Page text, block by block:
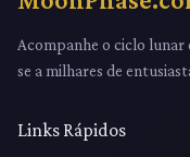
Acompanhe o ciclo lunar
se a milhares de
Links Rápidos